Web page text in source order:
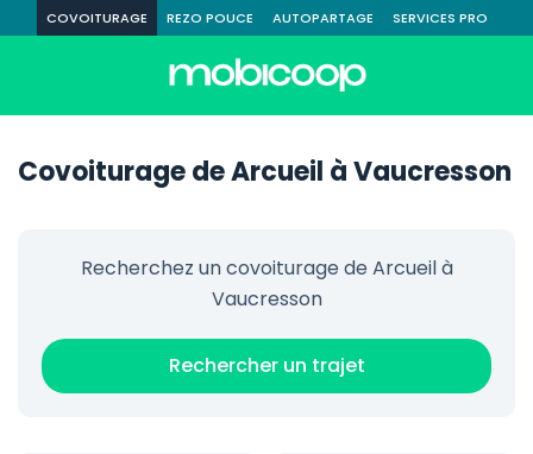
COVOITURAGE REZO POUCE AUTOPARTAGE SERVICES PRO
Covoiturage de Arcueil à Vaucresson
Recherchez un covoiturage de Arcueil à
Vaucresson
Rechercher un trajet